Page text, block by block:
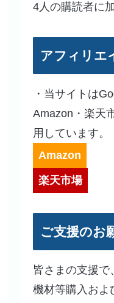
4人の購読者に
アフィリエ
・当サイトは
Amazon・楽天
用しています。
Amazon
楽天市場
ご支援のお
皆さまの支援で
機材等購入およ